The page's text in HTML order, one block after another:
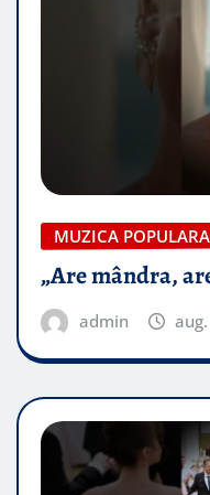
MUZICA POPULARA
„Are mândra,
admin